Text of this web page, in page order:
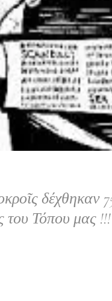
του Τόπου μας !!!